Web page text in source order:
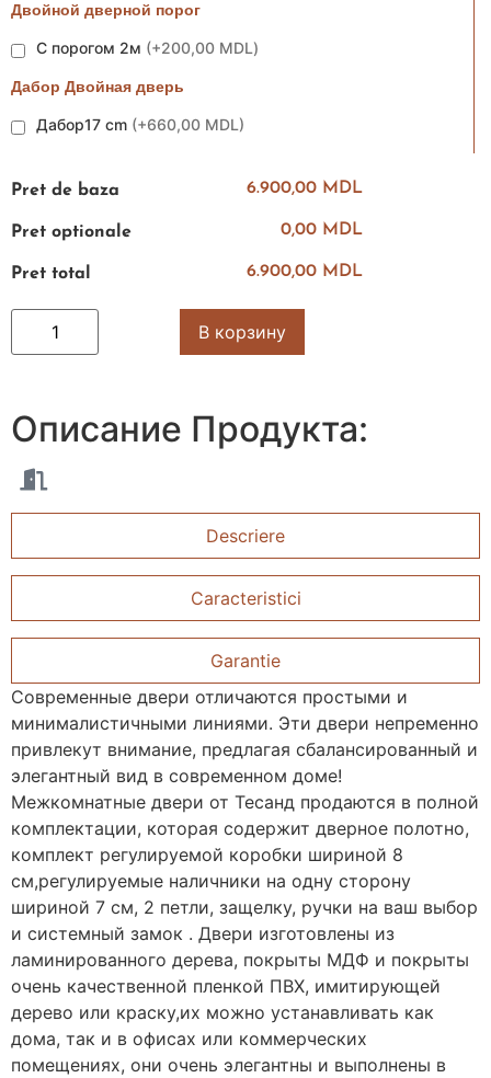
Двойной дверной порог
С порогом 2м (+200,00 MDL)
Дабор Двойная дверь
Дабор17 cm (+660,00 MDL)
Pret de baza 6.900,00 MDL
Pret optionale 0,00 MDL
Pret total 6.900,00 MDL
В корзину
Описание Продукта:
Descriere
Caracteristici
Garantie
Современные двери отличаются простыми и
минималистичными линиями. Эти двери непременно
привлекут внимание, предлагая сбалансированный и
элегантный вид в современном доме!
Межкомнатные двери от Тесанд продаются в полной
комплектации, которая содержит дверное полотно,
комплект регулируемой коробки шириной 8
см,регулируемые наличники на одну сторону
шириной 7 см, 2 петли, защелку, ручки на ваш выбор
и системный замок . Двери изготовлены из
ламинированного дерева, покрыты МДФ и покрыты
очень качественной пленкой ПВХ, имитирующей
дерево или краску,их можно устанавливать как
дома, так и в офисах или коммерческих
помещениях, они очень элегантны и выполнены в